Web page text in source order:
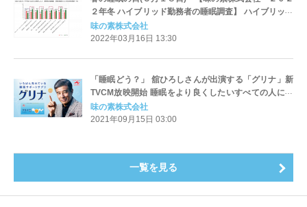
２年冬 ハイブリッド勤務者の睡眠調査】 ハイブリッド
勤務が及ぼす、ストレス・疲労の蓄積と睡眠課題の実
態
味の素株式会社
2022年03月16日 13:30
「睡眠どう？」 舘ひろしさんが出演する「グリナ」新
TVCM放映開始 睡眠をより良くしたいすべての人に向
けて！
味の素株式会社
2021年09月15日 03:00
一覧を見る